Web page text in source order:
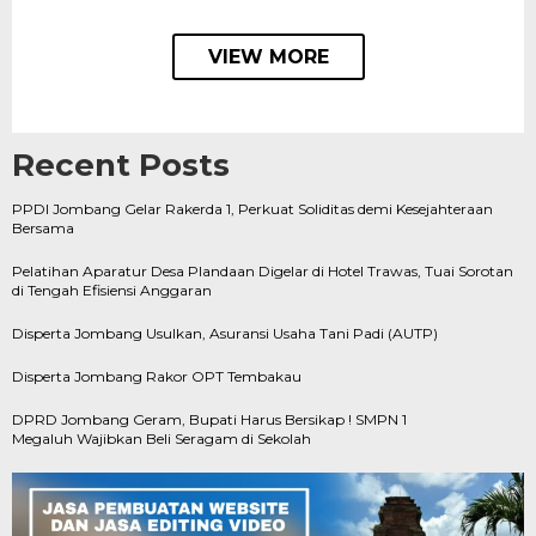
VIEW MORE
Recent Posts
PPDI Jombang Gelar Rakerda 1, Perkuat Soliditas demi Kesejahteraan
Bersama
Pelatihan Aparatur Desa Plandaan Digelar di Hotel Trawas, Tuai Sorotan
di Tengah Efisiensi Anggaran
Disperta Jombang Usulkan, Asuransi Usaha Tani Padi (AUTP)
Disperta Jombang Rakor OPT Tembakau
DPRD Jombang Geram, Bupati Harus Bersikap ! SMPN 1
Megaluh Wajibkan Beli Seragam di Sekolah